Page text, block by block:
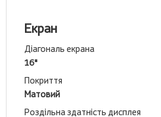
Екран
Діагональ екрана
16"
Покриття
Матовий
Роздільна здатність дисплея